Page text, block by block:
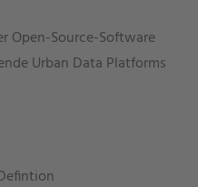
Open-Source-Software
Urban Data Platforms